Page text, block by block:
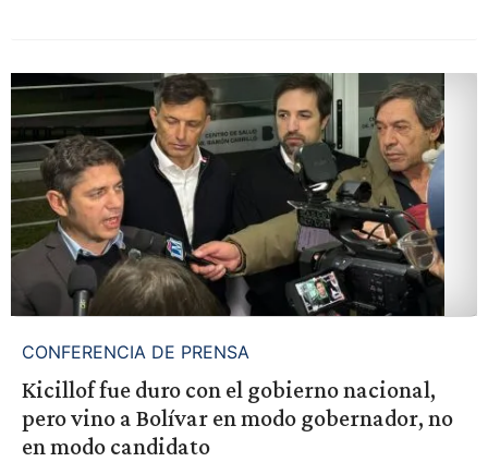
CONFERENCIA DE PRENSA
Kicillof fue duro con el gobierno nacional,
pero vino a Bolívar en modo gobernador, no
en modo candidato